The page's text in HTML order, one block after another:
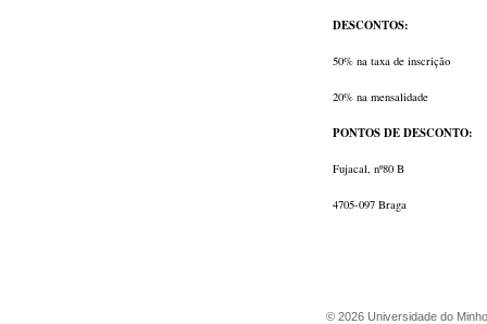
DESCONTOS:
50% na taxa de inscrição
20% na mensalidade
PONTOS DE DESCONTO:
Fujacal, nº80 B
4705-097 Braga
© 2026 Universidade do